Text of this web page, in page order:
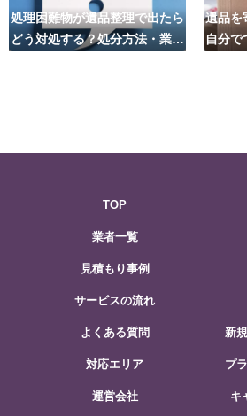
処理困難物が遺品整理で出たら
どう対処する？処分方法・業者
遺品を
自分で
TOP
業者一覧
見積もり事例
サービスの流れ
よくある質問
対応エリア
運営会社
新
プ
キ